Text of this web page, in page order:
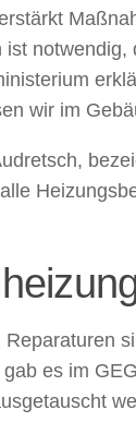
wir im
es im